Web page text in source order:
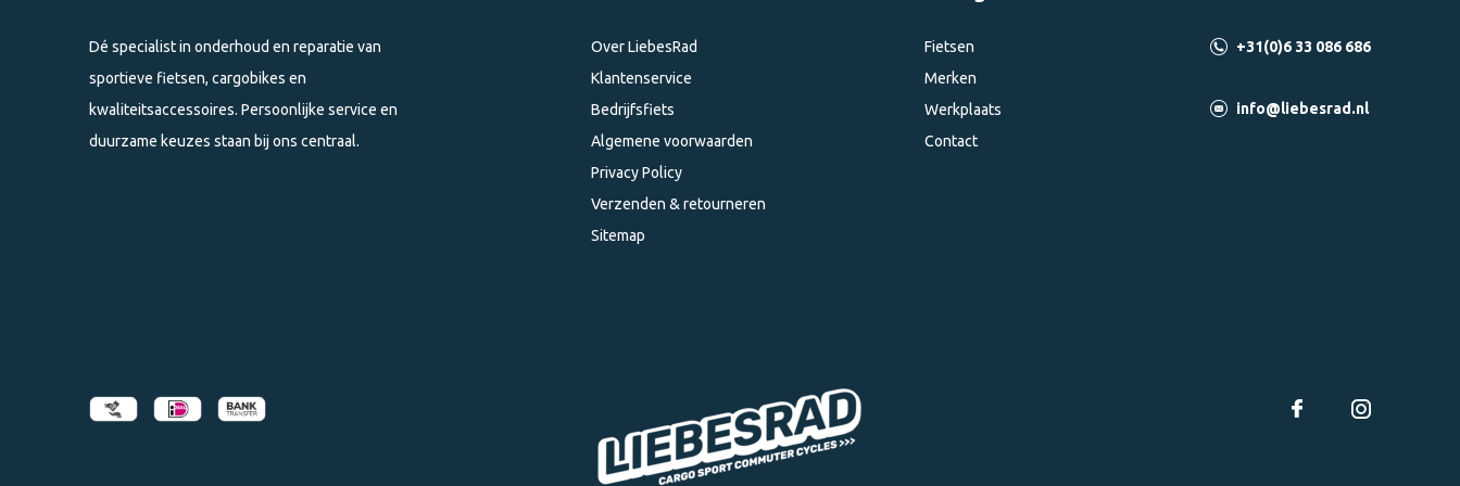
Dé specialist in onderhoud en reparatie van
sportieve fietsen, cargobikes en
kwaliteitsaccessoires. Persoonlijke service en
duurzame keuzes staan bij ons centraal.
Over LiebesRad
Klantenservice
Bedrijfsfiets
Algemene voorwaarden
Privacy Policy
Verzenden & retourneren
Sitemap
Fietsen
Merken
Werkplaats
Contact
+31(0)6 33 086 686
info@liebesrad.nl